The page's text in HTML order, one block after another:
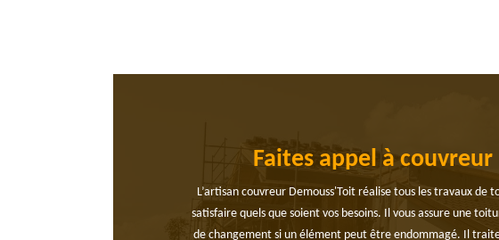
Faites appel à
L’artisan couvreur Demouss'Toit réalise tous les travaux
satisfaire quels que soient vos besoins. Il vous assure une
de changement si un élément peut être endommagé. Il